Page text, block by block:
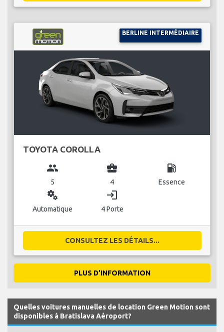
BERLINE INTERMÉDIAIRE
TOYOTA COROLLA
group
5
business_center
4
local_gas_station
Essence
miscellaneous_services
Automatique
login
4 Porte
CONSULTEZ LES DÉTAILS...
PLUS D'INFORMATION
Quelles voitures manuelles de location Green Motion sont
disponibles à Bratislava Aéroport?